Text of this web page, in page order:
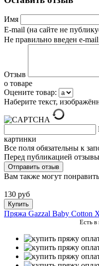
Имя
E-mail (на сайте не
Не правильно введен e-mail
Отзыв
о товаре
Оцените товар:
Наберите текст,
картинки
Все поля обязательны к
Перед публикацией
Вам также могут
130 руб
Купить
Пряжа Gazzal Baby Cotton
Есть